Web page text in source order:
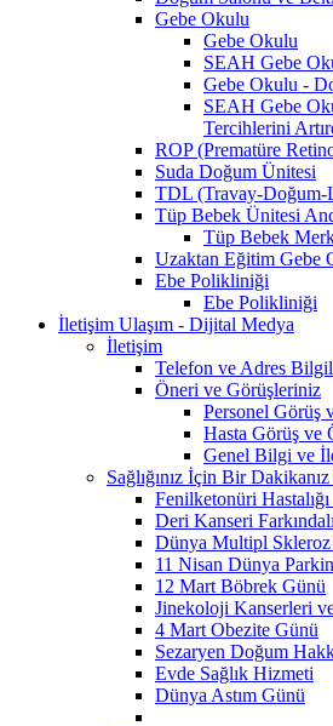
Gebe Okulu
Gebe Okulu
SEAH Gebe
Gebe Okulu -
SEAH Gebe
Tercihlerini
ROP (Prematüre
Suda Doğum Ünitesi
TDL (Travay-Doğum-
Tüp Bebek Ünitesi
Tüp Bebek
Uzaktan Eğitim Gebe
Ebe Polikliniği
Ebe Polikliniği
İletişim Ulaşım - Dijital Medya
İletişim
Telefon ve Adres
Öneri ve Görüşleriniz
Personel Görüş
Hasta Görüş ve
Genel Bilgi ve
Sağlığınız İçin Bir
Fenilketonüri
Deri Kanseri
Dünya Multipl Skleroz
11 Nisan Dünya
12 Mart Böbrek Günü
Jinekoloji Kanserleri
4 Mart Obezite Günü
Sezaryen Doğum
Evde Sağlık Hizmeti
Dünya Astım Günü